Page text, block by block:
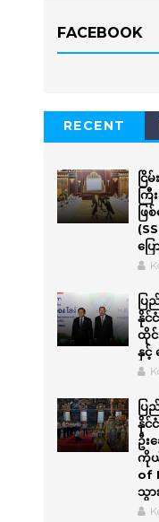
FACEBOOK
RECENT
ငြိ
က
ဖြ
ပြေ
ပြ
နိုင်
ထိုင်
နှင့်
ပြ
နိုင်
ဦး
ကိုယ်
of
သွာ